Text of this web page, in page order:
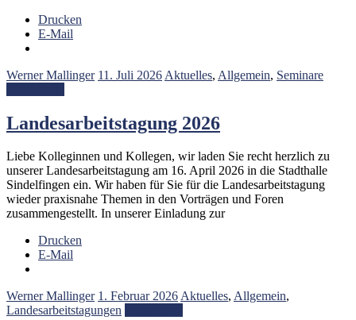
Drucken
E-Mail
Werner Mallinger 11. Juli 2026 Aktuelles, Allgemein, Seminare
Landesarbeitstagung 2026
Liebe Kolleginnen und Kollegen, wir laden Sie recht herzlich zu
unserer Landesarbeitstagung am 16. April 2026 in die Stadthalle
Sindelfingen ein. Wir haben für Sie für die Landesarbeitstagung
wieder praxisnahe Themen in den Vorträgen und Foren
zusammengestellt. In unserer Einladung zur
Drucken
E-Mail
Werner Mallinger 1. Februar 2026Aktuelles, Allgemein,
Landesarbeitstagungen